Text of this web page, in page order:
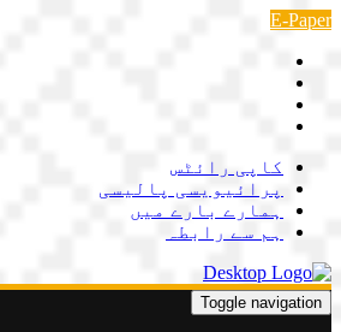
Skip
content
E-Paper
کاپی رائٹس
پرائیویسی پالیسی
ہمارے بارے میں
ہم سے رابطہ
Toggle navigation